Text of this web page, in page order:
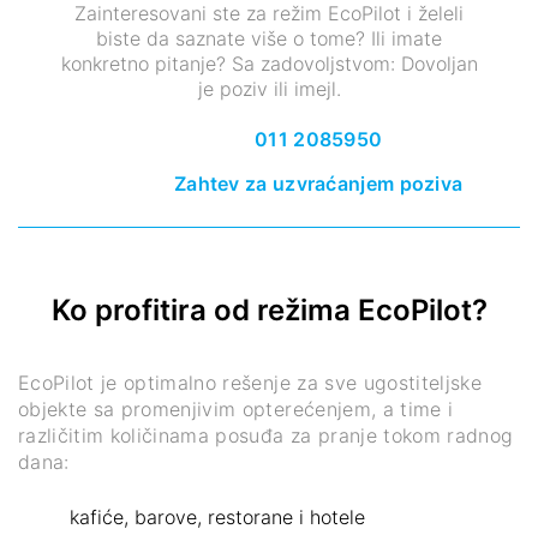
Zainteresovani ste za režim EcoPilot i želeli
biste da saznate više o tome? Ili imate
konkretno pitanje? Sa zadovoljstvom: Dovoljan
je poziv ili imejl.
011 2085950
Zahtev za uzvraćanjem poziva
Ko profitira od režima EcoPilot?
EcoPilot je optimalno rešenje za sve ugostiteljske
objekte sa promenjivim opterećenjem, a time i
različitim količinama posuđa za pranje tokom radnog
dana:
kafiće, barove, restorane i hotele